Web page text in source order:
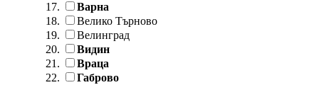
Варна
Велико Търново
Велинград
Видин
Враца
Габрово